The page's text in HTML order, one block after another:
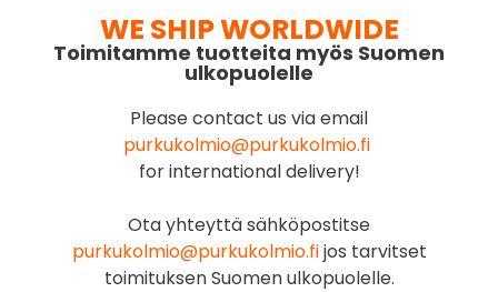
WE SHIP WORLDWIDE
Toimitamme tuotteita myös Suomen
ulkopuolelle
Please contact us via email
purkukolmio@purkukolmio.fi
for international delivery!
Ota yhteyttä sähköpostitse
purkukolmio@purkukolmio.fijos tarvitset
toimituksen Suomen ulkopuolelle.